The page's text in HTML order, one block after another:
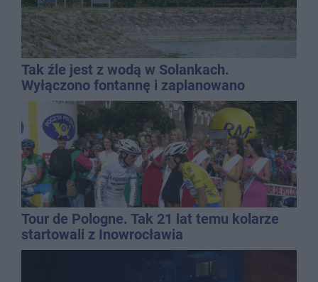
Tak źle jest z wodą w Solankach.
Wyłączono fontannę i zaplanowano
dolewkę
Tour de Pologne. Tak 21 lat temu kolarze
startowali z Inowrocławia